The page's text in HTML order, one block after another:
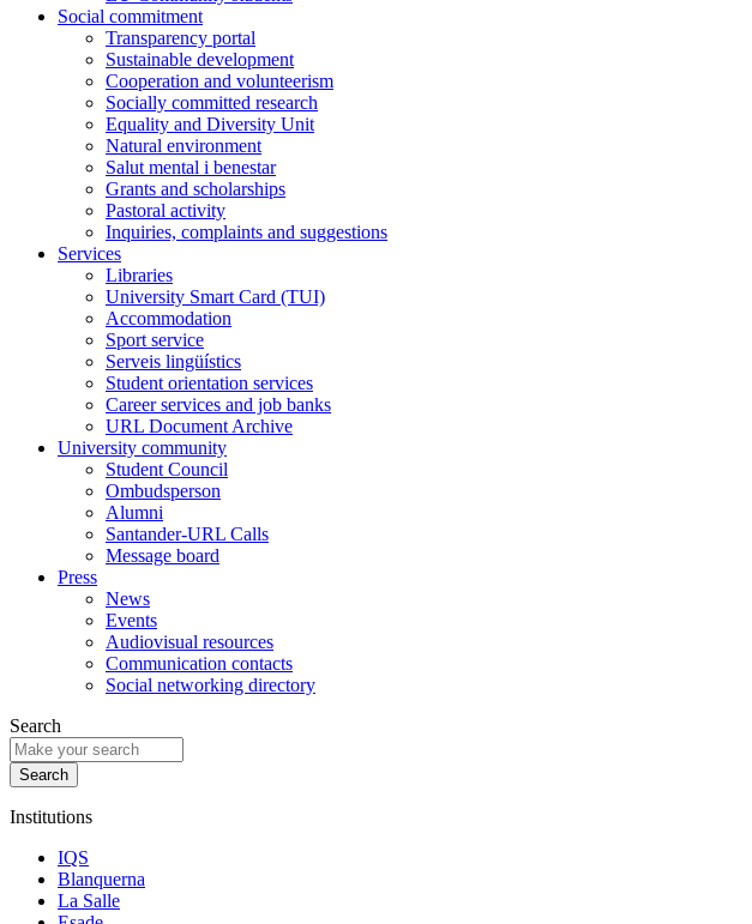
Social commitment
Transparency portal
Sustainable development
Cooperation and volunteerism
Socially committed research
Equality and Diversity Unit
Natural environment
Salut mental i benestar
Grants and scholarships
Pastoral activity
Inquiries, complaints and suggestions
Services
Libraries
University Smart Card (TUI)
Accommodation
Sport service
Serveis lingüístics
Student orientation services
Career services and job banks
URL Document Archive
University community
Student Council
Ombudsperson
Alumni
Santander-URL Calls
Message board
Press
News
Events
Audiovisual resources
Communication contacts
Social networking directory
Search
Institutions
IQS
Blanquerna
La Salle